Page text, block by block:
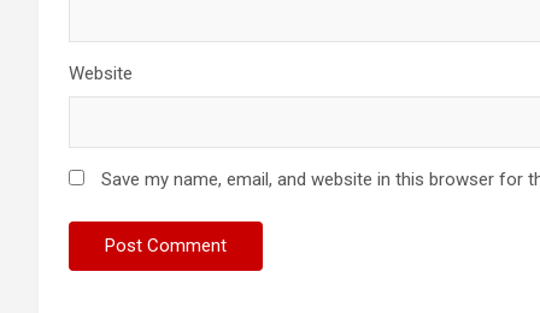
Website
Save my name, email, and website in this browser for